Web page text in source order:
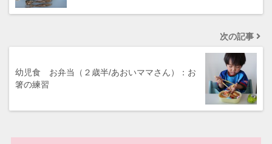
次の記事
幼児食 お弁当（２歳半/あおいママさん）：お
箸の練習